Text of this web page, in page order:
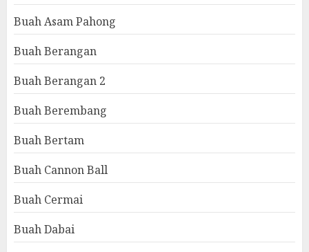
Buah Asam Pahong
Buah Berangan
Buah Berangan 2
Buah Berembang
Buah Bertam
Buah Cannon Ball
Buah Cermai
Buah Dabai